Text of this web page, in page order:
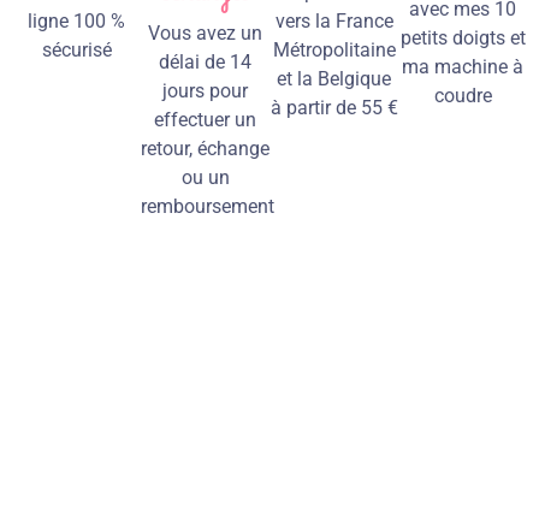
ligne 100 %
sécurisé
Vous avez un
délai de 14
jours pour
effectuer un
retour, échange
ou un
remboursement
vers la France
Métropolitaine
et la Belgique
à partir de 55 €
avec mes 10
petits doigts et
ma machine à
coudre